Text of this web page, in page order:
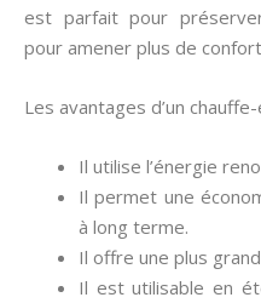
est parfait pour
pour amener plus de confort
Les avantages d’un
Il utilise l’énergie
Il permet une
à long terme.
Il offre une plus
Il est utilisable en